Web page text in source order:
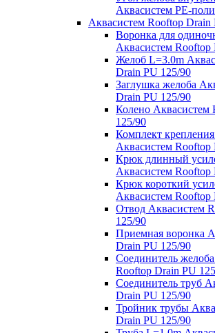
Аквасистем PE-
Аквасистем Rooftop Drain
Воронка для
Аквасистем Rooftop
Желоб L=3.0m
Drain PU 125/90
Заглушка желоба
Drain PU 125/90
Колено Аквасистем
125/90
Комплект
Аквасистем Rooftop
Крюк длинный
Аквасистем Rooftop
Крюк короткий
Аквасистем Rooftop
Отвод Аквасистем
125/90
Приемная воронка
Drain PU 125/90
Соединитель
Rooftop Drain PU
Соединитель труб
Drain PU 125/90
Тройник трубы
Drain PU 125/90